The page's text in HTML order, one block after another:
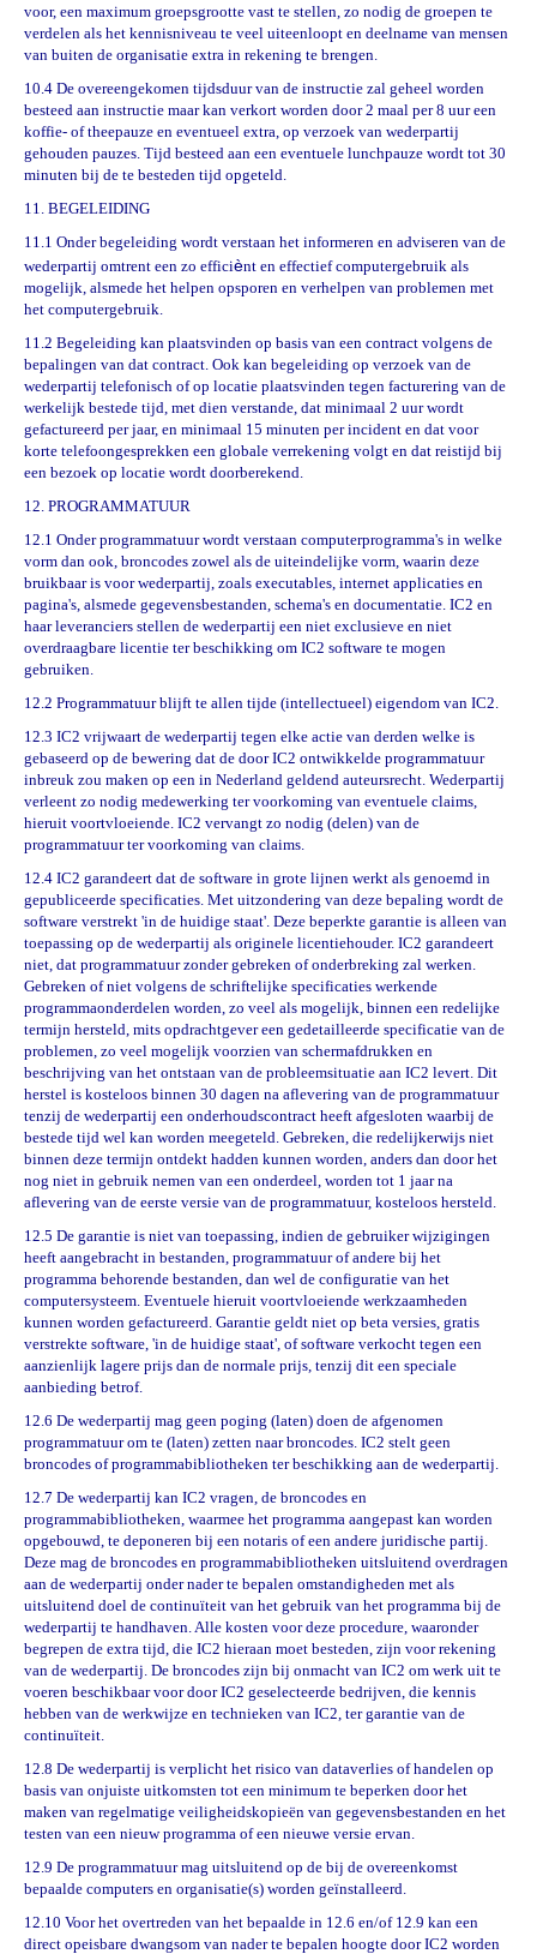
voor, een maximum groepsgrootte vast te stellen, zo nodig de groepen te
verdelen als het kennisniveau te veel uiteenloopt en deelname van mensen
van buiten de organisatie extra in rekening te brengen.
10.4 De overeengekomen tijdsduur van de instructie zal geheel worden
besteed aan instructie maar kan verkort worden door 2 maal per 8 uur een
koffie- of theepauze en eventueel extra, op verzoek van wederpartij
gehouden pauzes. Tijd besteed aan een eventuele lunchpauze wordt tot 30
minuten bij de te besteden tijd opgeteld.
11. BEGELEIDING
11.1 Onder begeleiding wordt verstaan het informeren en adviseren van de
wederpartij omtrent een zo efficiènt en effectief computergebruik als
mogelijk, alsmede het helpen opsporen en verhelpen van problemen met
het computergebruik.
11.2 Begeleiding kan plaatsvinden op basis van een contract volgens de
bepalingen van dat contract. Ook kan begeleiding op verzoek van de
wederpartij telefonisch of op locatie plaatsvinden tegen facturering van de
werkelijk bestede tijd, met dien verstande, dat minimaal 2 uur wordt
gefactureerd per jaar, en minimaal 15 minuten per incident en dat voor
korte telefoongesprekken een globale verrekening volgt en dat reistijd bij
een bezoek op locatie wordt doorberekend.
12. PROGRAMMATUUR
12.1 Onder programmatuur wordt verstaan computerprogramma's in welke
vorm dan ook, broncodes zowel als de uiteindelijke vorm, waarin deze
bruikbaar is voor wederpartij, zoals executables, internet applicaties en
pagina's, alsmede gegevensbestanden, schema's en documentatie. IC2 en
haar leveranciers stellen de wederpartij een niet exclusieve en niet
overdraagbare licentie ter beschikking om IC2 software te mogen
gebruiken.
12.2 Programmatuur blijft te allen tijde (intellectueel) eigendom van IC2.
12.3 IC2 vrijwaart de wederpartij tegen elke actie van derden welke is
gebaseerd op de bewering dat de door IC2 ontwikkelde programmatuur
inbreuk zou maken op een in Nederland geldend auteursrecht. Wederpartij
verleent zo nodig medewerking ter voorkoming van eventuele claims,
hieruit voortvloeiende. IC2 vervangt zo nodig (delen) van de
programmatuur ter voorkoming van claims.
12.4 IC2 garandeert dat de software in grote lijnen werkt als genoemd in
gepubliceerde specificaties. Met uitzondering van deze bepaling wordt de
software verstrekt 'in de huidige staat'. Deze beperkte garantie is alleen van
toepassing op de wederpartij als originele licentiehouder. IC2 garandeert
niet, dat programmatuur zonder gebreken of onderbreking zal werken.
Gebreken of niet volgens de schriftelijke specificaties werkende
programmaonderdelen worden, zo veel als mogelijk, binnen een redelijke
termijn hersteld, mits opdrachtgever een gedetailleerde specificatie van de
problemen, zo veel mogelijk voorzien van schermafdrukken en
beschrijving van het ontstaan van de probleemsituatie aan IC2 levert. Dit
herstel is kosteloos binnen 30 dagen na aflevering van de programmatuur
tenzij de wederpartij een onderhoudscontract heeft afgesloten waarbij de
bestede tijd wel kan worden meegeteld. Gebreken, die redelijkerwijs niet
binnen deze termijn ontdekt hadden kunnen worden, anders dan door het
nog niet in gebruik nemen van een onderdeel, worden tot 1 jaar na
aflevering van de eerste versie van de programmatuur, kosteloos hersteld.
12.5 De garantie is niet van toepassing, indien de gebruiker wijzigingen
heeft aangebracht in bestanden, programmatuur of andere bij het
programma behorende bestanden, dan wel de configuratie van het
computersysteem. Eventuele hieruit voortvloeiende werkzaamheden
kunnen worden gefactureerd. Garantie geldt niet op beta versies, gratis
verstrekte software, 'in de huidige staat', of software verkocht tegen een
aanzienlijk lagere prijs dan de normale prijs, tenzij dit een speciale
aanbieding betrof.
12.6 De wederpartij mag geen poging (laten) doen de afgenomen
programmatuur om te (laten) zetten naar broncodes. IC2 stelt geen
broncodes of programmabibliotheken ter beschikking aan de wederpartij.
12.7 De wederpartij kan IC2 vragen, de broncodes en
programmabibliotheken, waarmee het programma aangepast kan worden
opgebouwd, te deponeren bij een notaris of een andere juridische partij.
Deze mag de broncodes en programmabibliotheken uitsluitend overdragen
aan de wederpartij onder nader te bepalen omstandigheden met als
uitsluitend doel de continuïteit van het gebruik van het programma bij de
wederpartij te handhaven. Alle kosten voor deze procedure, waaronder
begrepen de extra tijd, die IC2 hieraan moet besteden, zijn voor rekening
van de wederpartij. De broncodes zijn bij onmacht van IC2 om werk uit te
voeren beschikbaar voor door IC2 geselecteerde bedrijven, die kennis
hebben van de werkwijze en technieken van IC2, ter garantie van de
continuïteit.
12.8 De wederpartij is verplicht het risico van dataverlies of handelen op
basis van onjuiste uitkomsten tot een minimum te beperken door het
maken van regelmatige veiligheidskopieën van gegevensbestanden en het
testen van een nieuw programma of een nieuwe versie ervan.
12.9 De programmatuur mag uitsluitend op de bij de overeenkomst
bepaalde computers en organisatie(s) worden geïnstalleerd.
12.10 Voor het overtreden van het bepaalde in 12.6 en/of 12.9 kan een
direct opeisbare dwangsom van nader te bepalen hoogte door IC2 worden